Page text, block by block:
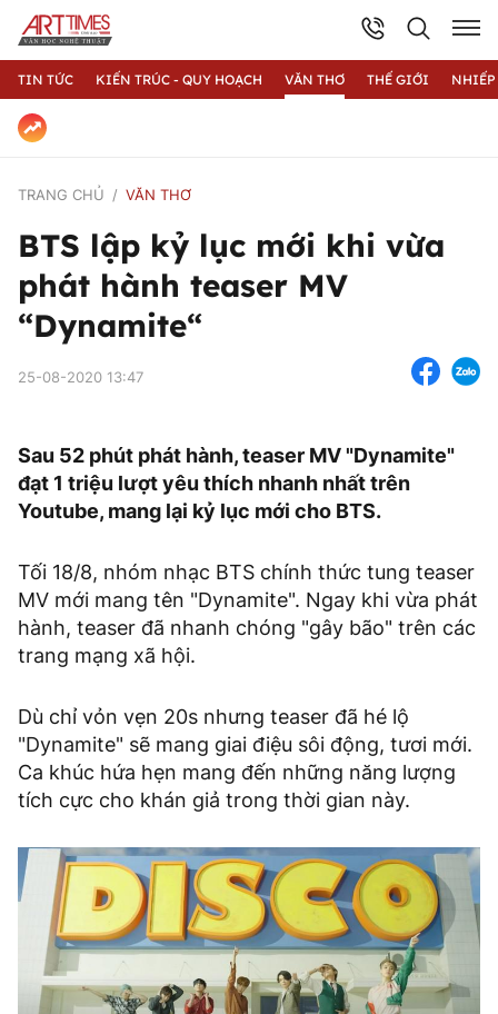
TIN TỨC KIẾN TRÚC - QUY HOẠCH VĂN THƠ THẾ GIỚI
TRANG CHỦ VĂN THƠ
BTS lập kỷ lục mới khi vừa
phát hành teaser MV
“Dynamite“
25-08-2020 13:47
Sau 52 phút phát hành, teaser MV "Dynamite"
đạt 1 triệu lượt yêu thích nhanh nhất trên
Youtube, mang lại kỷ lục mới cho BTS.
Tối 18/8, nhóm nhạc BTS chính thức tung teaser
MV mới mang tên "Dynamite". Ngay khi vừa phát
hành, teaser đã nhanh chóng "gây bão" trên các
trang mạng xã hội.
Dù chỉ vỏn vẹn 20s nhưng teaser đã hé lộ
"Dynamite" sẽ mang giai điệu sôi động, tươi mới.
Ca khúc hứa hẹn mang đến những năng lượng
tích cực cho khán giả trong thời gian này.